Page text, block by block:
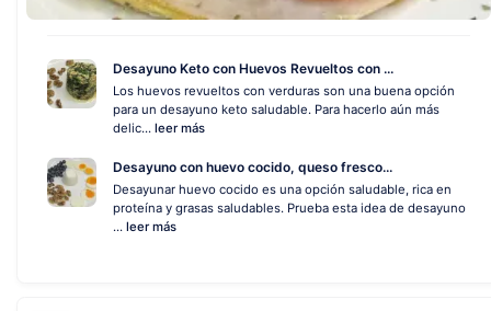
Desayuno Keto con Huevos Revueltos con ...
Los huevos revueltos con verduras son una buena opción
para un desayuno keto saludable. Para hacerlo aún más
delic... leer más
Desayuno con huevo cocido, queso fresco...
Desayunar huevo cocido es una opción saludable, rica en
proteína y grasas saludables. Prueba esta idea de desayuno
... leer más